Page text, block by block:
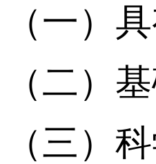
（一）
（二）
（三）